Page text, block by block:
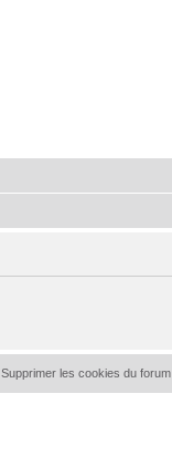
Supprimer les cookies du forum